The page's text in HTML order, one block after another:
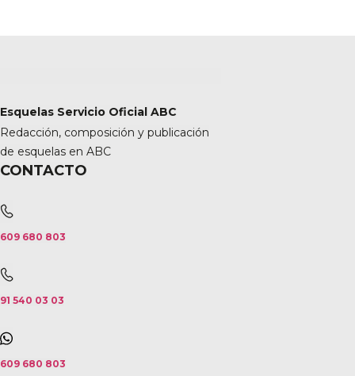
Esquelas Servicio Oficial ABC
Redacción, composición y publicación
de esquelas en ABC
CONTACTO
609 680 803
91 540 03 03
609 680 803